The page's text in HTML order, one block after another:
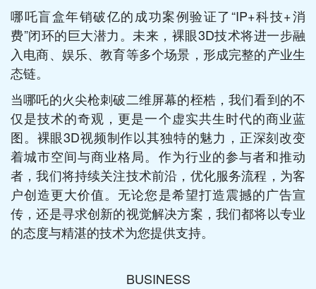
哪吒盲盒年销破亿的成功案例验证了“IP+科技+消
费”闭环的巨大潜力。未来，裸眼3D技术将进一步融
入电商、娱乐、教育等多个场景，形成完整的产业生
态链。
当哪吒的火尖枪刺破二维屏幕的桎梏，我们看到的不
仅是技术的奇观，更是一个虚实共生时代的商业蓝
图。裸眼3D视频制作以其独特的魅力，正深刻改变
着城市空间与商业格局。作为行业的参与者和推动
者，我们将持续关注技术前沿，优化服务流程，为客
户创造更大价值。无论您是希望打造震撼的广告宣
传，还是寻求创新的视觉解决方案，我们都将以专业
的态度与精湛的技术为您提供支持。
BUSINESS